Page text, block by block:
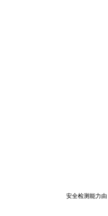
安全检测能力由